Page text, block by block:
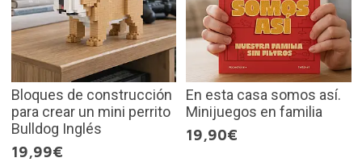
Bloques de construcción
para crear un mini perrito
Bulldog Inglés
19,99€
En esta casa somos así.
Minijuegos en familia
19,90€